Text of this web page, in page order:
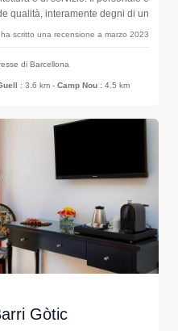
qualità, interamente degni di un
scritto una recensione a marzo 2023
di Barcellona
: 3.6 km - Camp Nou : 4.5 km
Gòtic